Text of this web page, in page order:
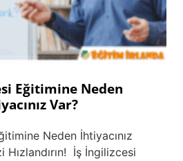
Eğitimine Neden
Var?
Neden İhtiyacınız
Hızlandırın! İş İngilizcesi